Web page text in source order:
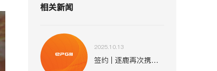
相关新闻
2025.10.13
签约 | 逐鹿再次携手易普集 助力全球化战略布局